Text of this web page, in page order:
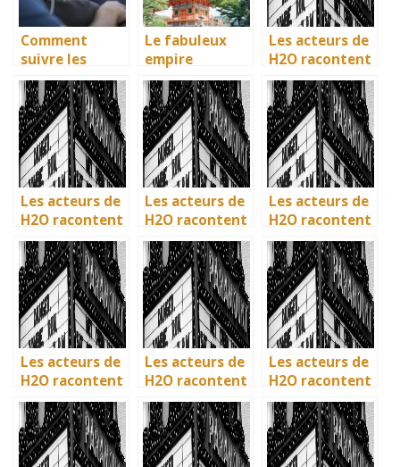
Comment
suivre les
dernieres
actualites sur
les films?
Le fabuleux
empire
japonais et son
histoire
Les acteurs de
H2O racontent
: comment l’ile
de Mako a pris
vie en
Australie
Les acteurs de
H2O racontent
: comment l’ile
de Mako a pris
vie en
Australie
Les acteurs de
H2O racontent
: comment l’ile
de Mako a pris
vie en
Australie
Les acteurs de
H2O racontent
: comment l’ile
de Mako a pris
vie en
Australie
Les acteurs de
H2O racontent
: comment l’ile
de Mako a pris
vie en
Australie
Les acteurs de
H2O racontent
: comment l’ile
de Mako a pris
vie en
Australie
Les acteurs de
H2O racontent
: comment l’île
de Mako a pris
vie en
Australie